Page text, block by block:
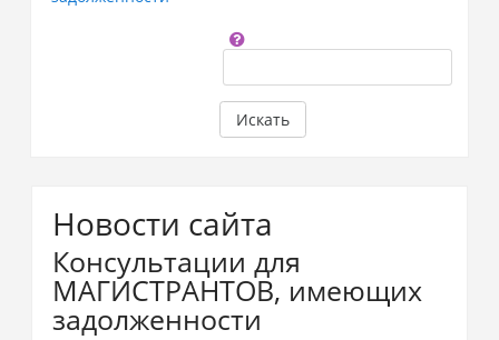
форумам
Искать
Новости сайта
Консультации для
МАГИСТРАНТОВ, имеющих
задолженности